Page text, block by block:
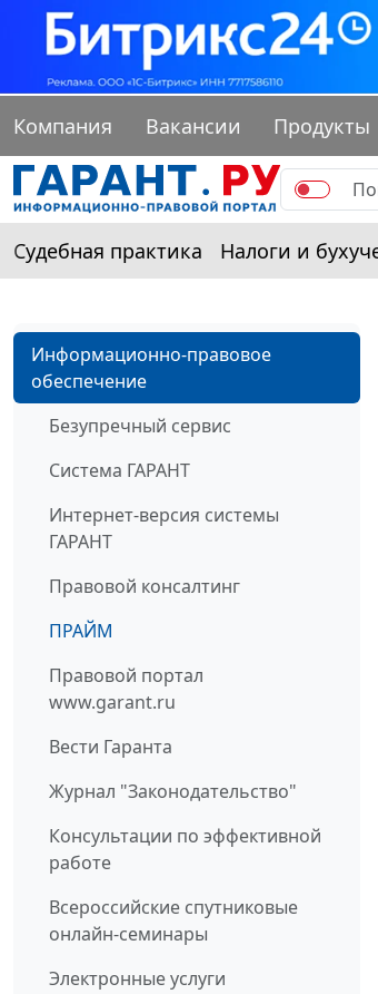
Компания Вакансии Продукты
Судебная практика Налоги и
Информационно-правовое
обеспечение
Безупречный сервис
Система ГАРАНТ
Интернет-версия системы
ГАРАНТ
Правовой консалтинг
ПРАЙМ
Правовой портал
www.garant.ru
Вести Гаранта
Журнал "Законодательство"
Консультации по эффективной
работе
Всероссийские спутниковые
онлайн-семинары
Электронные услуги